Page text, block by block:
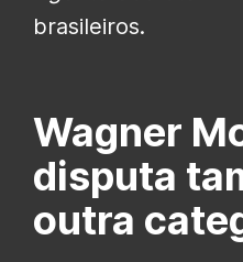
brasileiros.
Wagner
disputa
outra